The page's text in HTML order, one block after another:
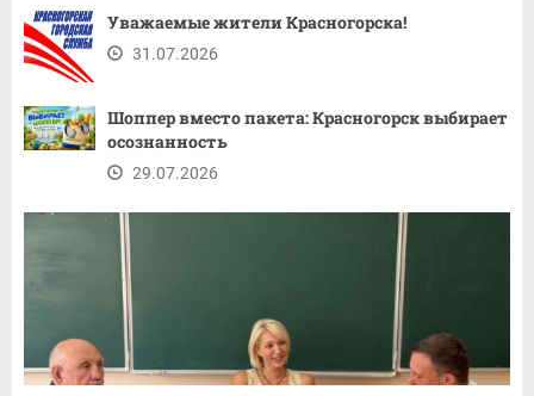
Уважаемые жители Красногорска!
31.07.2026
Шоппер вместо пакета: Красногорск выбирает
осознанность
29.07.2026